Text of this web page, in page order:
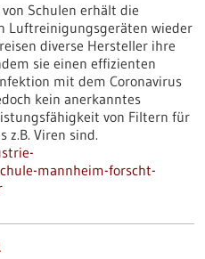
Schulen erhält die
Luftreinigungsgeräten wieder
diverse Hersteller ihre
sie einen effizienten
mit dem Coronavirus
kein anerkanntes
von Filtern für
z.B. Viren sind.
mannheim-forscht-